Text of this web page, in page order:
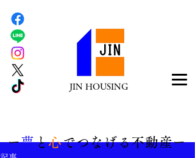
JIN HOUSING
​ー夢と心でつなげる不動産ー